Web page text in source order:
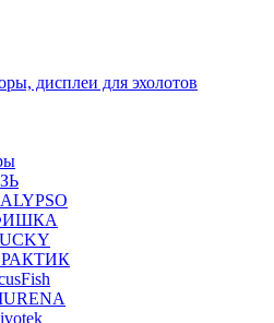
дисплеи для эхолотов